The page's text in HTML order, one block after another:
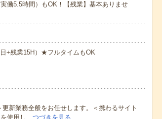
働5.5時間）もOK！【残業】基本ありませ
+残業15H）★フルタイムもOK
新業務全般をお任せします。＜携わるサイト
使用し… つづきを見る